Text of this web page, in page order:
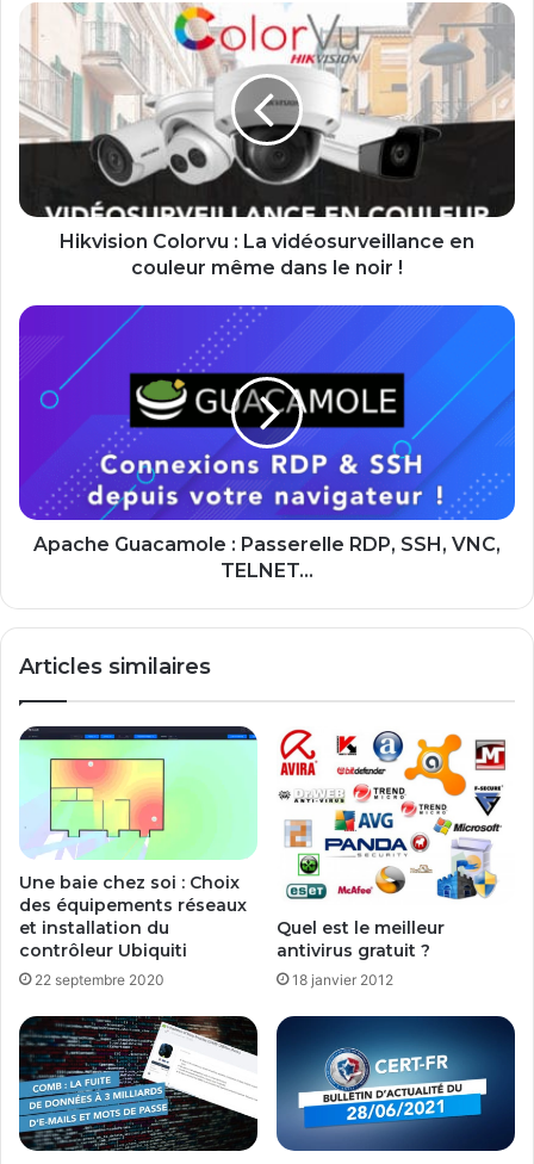
Hikvision
Colorvu
:
La
vidéosurveillance
en
dans
Hikvision Colorvu : La vidéosurveillance en
couleur même dans le noir !
Apache
Guacamole
:
Passerelle
VNC,
TELNET...
Apache Guacamole : Passerelle RDP, SSH, VNC,
TELNET...
Articles similaires
Une baie chez soi : Choix
des équipements réseaux
et installation du
contrôleur Ubiquiti
22 septembre 2020
Quel est le meilleur
antivirus gratuit ?
18 janvier 2012